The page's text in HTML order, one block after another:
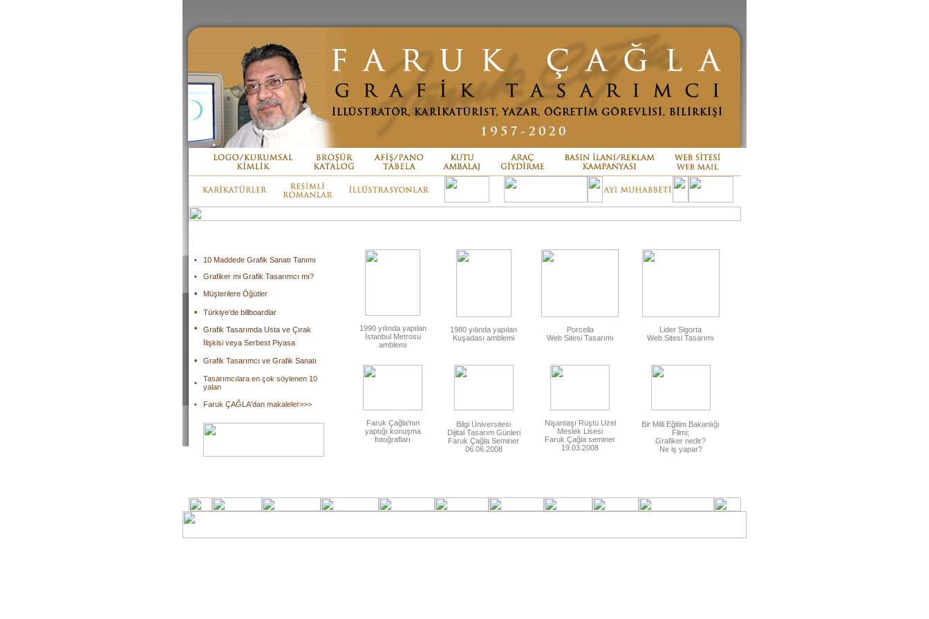
•
10 Maddede Grafik Sanatı Tanımı
•
Grafiker mi Grafik Tasarımcı mı?
• Müşterilere Öğütler
• Türkiye’de billboardlar
•
Grafik Tasarımda Usta ve Çırak
İlişkisi veya Serbest Piyasa
• Grafik Tasarımcı ve Grafik Sanatı
•
Tasarımcılara en çok söylenen 10
yalan
• Faruk ÇAĞLA'dan makaleler>>>
1990 yılında yapılan
İstanbul Metrosu
amblemi
1980 yılında yapılan
Kuşadası amblemi
Porcella
Web Sitesi Tasarımı
Lider Sigorta
Web Sitesi Tasarımı
Faruk Çağla'nın
yaptığı konuşma
fotoğrafları
Bilgi Üniversitesi
Dijital Tasarım Günleri
Faruk Çağla Seminer
06.06.2008
Nişantaşı Rüştü Uzel
Meslek Lisesi
Faruk Çağla seminer
19.03.2008
Bir Milli Eğitim Bakanlığı
Filmi;
Grafiker nedir?
Ne iş yapar?